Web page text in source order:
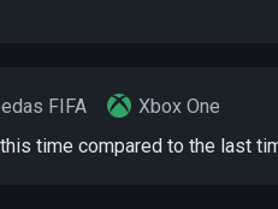
FIFA
Xbox One
time compared to the last